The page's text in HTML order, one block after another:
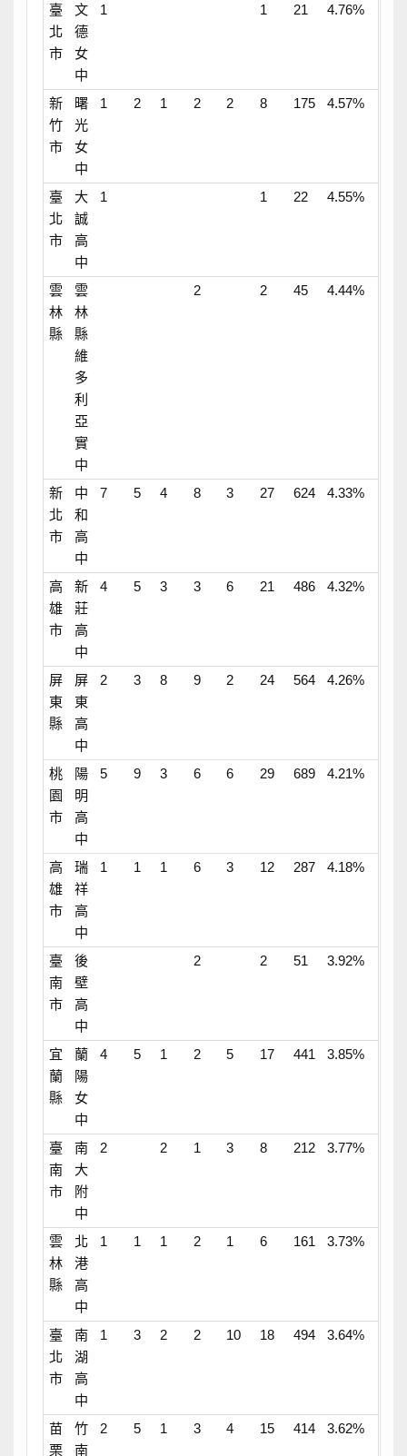
臺
北
市
文
德
女
中
1 1 21 4.76%
新
竹
市
曙
光
女
中
1 2 1 2 2 8 175 4.57%
臺
北
市
大
誠
高
中
1 1 22 4.55%
雲
林
縣
雲
林
縣
維
多
利
亞
實
中
2 2 45 4.44%
新
北
市
中
和
高
中
7 5 4 8 3 27 624 4.33%
高
雄
市
新
莊
高
中
4 5 3 3 6 21 486 4.32%
屏
東
縣
屏
東
高
中
2 3 8 9 2 24 564 4.26%
桃
園
市
陽
明
高
中
5 9 3 6 6 29 689 4.21%
高
雄
市
瑞
祥
高
中
1 1 1 6 3 12 287 4.18%
臺
南
市
後
壁
高
中
2 2 51 3.92%
宜
蘭
縣
蘭
陽
女
中
4 5 1 2 5 17 441 3.85%
臺
南
市
南
大
附
中
2 2 1 3 8 212 3.77%
雲
林
縣
北
港
高
中
1 1 1 2 1 6 161 3.73%
臺
北
市
南
湖
高
中
1 3 2 2 10 18 494 3.64%
苗
栗
竹
南
2 5 1 3 4 15 414 3.62%